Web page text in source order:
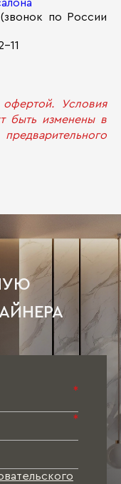
по России
11
Условия
быть изменены в
*
*